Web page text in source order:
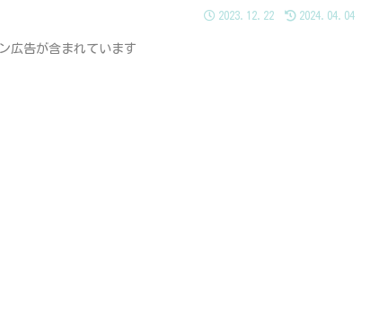
2023.12.22 2024.04.04
広告が含まれています